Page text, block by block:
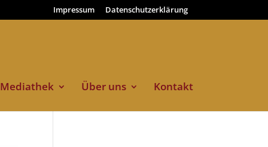
Impressum Datenschutzerklärung
Mediathek Über uns Kontakt